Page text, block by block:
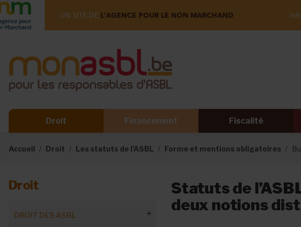
UN SITE DE L'AGENCE POUR LE NON MARCHAND
Droit Financement Fiscalité
Accueil Droit Les statuts de l'ASBL Forme et mentions obligatoires
Droit
DROIT DES ASBL
Statuts de
deux notions